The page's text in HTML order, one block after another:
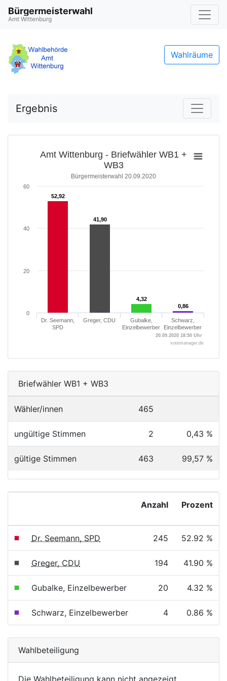
Bürgermeisterwahl
Amt Wittenburg
Wahlräume
Ergebnis
Amt Wittenburg - Briefwähler WB1 +
WB3
Bürgermeisterwahl 20.09.2020
52,92
52,92
41,90
41,90
4,32
4,32
0,86
0,86
Dr. Seemann,
SPD
Greger, CDU
Gubalke,
Einzelbewerber
Schwarz,
Einzelbewerber
0
20
40
60
20.09.2020 18:50 Uhr
votemanager.de
Briefwähler WB1 + WB3
Wähler/innen 465
ungültige Stimmen 2 0,43 %
gültige Stimmen 463 99,57 %
Anzahl Prozent
Dr. Seemann, SPD 245 52.92 %
Greger, CDU 194 41.90 %
Gubalke, Einzelbewerber 20 4.32 %
Schwarz, Einzelbewerber 4 0.86 %
Wahlbeteiligung
Die Wahlbeteiligung kann nicht angezeigt